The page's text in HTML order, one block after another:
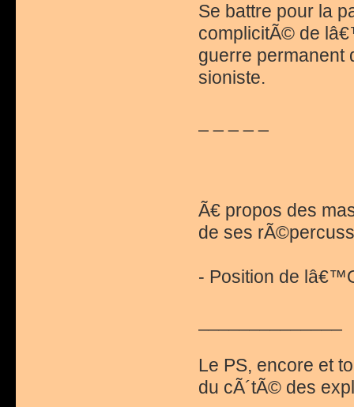
Se battre pour la
complicitÃ© de
guerre permanent
sioniste.
Ã€ propos des
de ses
- Position de
Le PS, encore et
du cÃ´tÃ© des